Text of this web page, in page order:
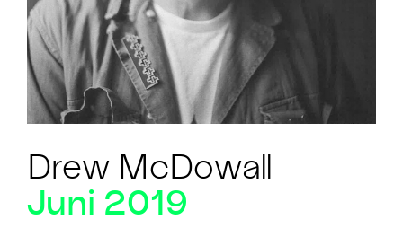
Drew McDowall
Juni 2019